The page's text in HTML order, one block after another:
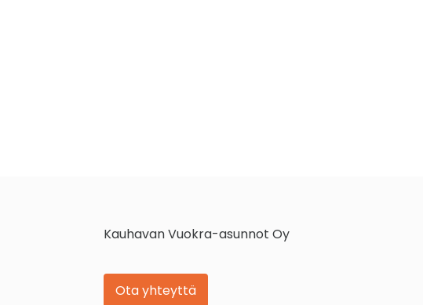
Kauhavan Vuokra-asunnot Oy
Ota yhteyttä